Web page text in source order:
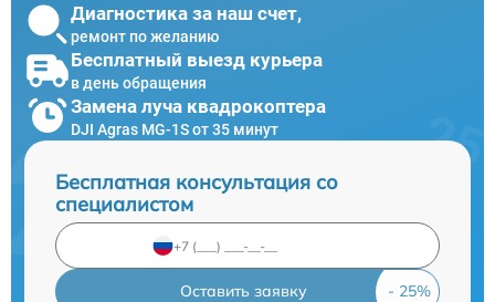
Диагностика за наш счет,
ремонт по желанию
Бесплатный выезд курьера
в день обращения
Замена луча квадрокоптера
DJI Agras MG-1S от 35 минут
Бесплатная консультация со
специалистом
Оставить заявку